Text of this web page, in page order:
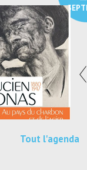
Tout l'agenda